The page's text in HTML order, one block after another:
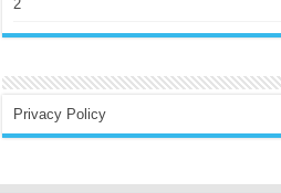
2
Privacy Policy